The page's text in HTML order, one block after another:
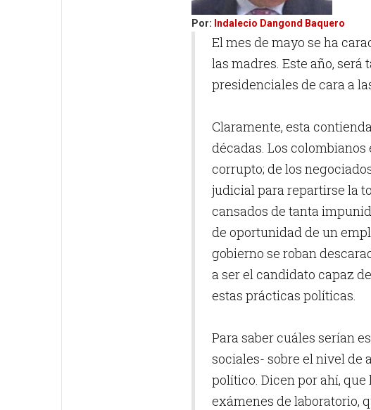
Por: Indalecio Dangond Baquero
El mes de mayo se ha
las madres. Este año,
presidenciales de cara a
Claramente, esta
décadas. Los
corrupto; de los
judicial para repartirse la
cansados de tanta
de oportunidad de un
gobierno se roban
a ser el candidato capaz
estas prácticas políticas.
Para saber cuáles serían
sociales- sobre el nivel de
político. Dicen por ahí, que
exámenes de laboratorio,